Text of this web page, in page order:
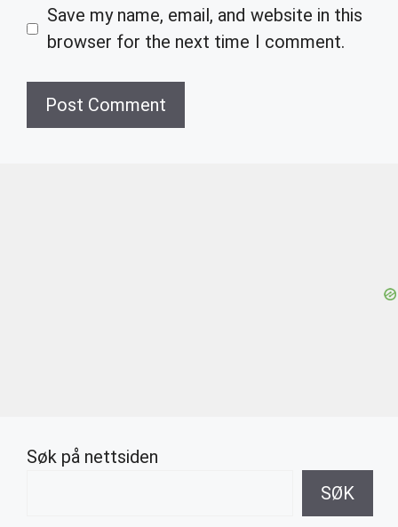
Save my name, email, and website in this
browser for the next time I comment.
Søk på nettsiden
SØK